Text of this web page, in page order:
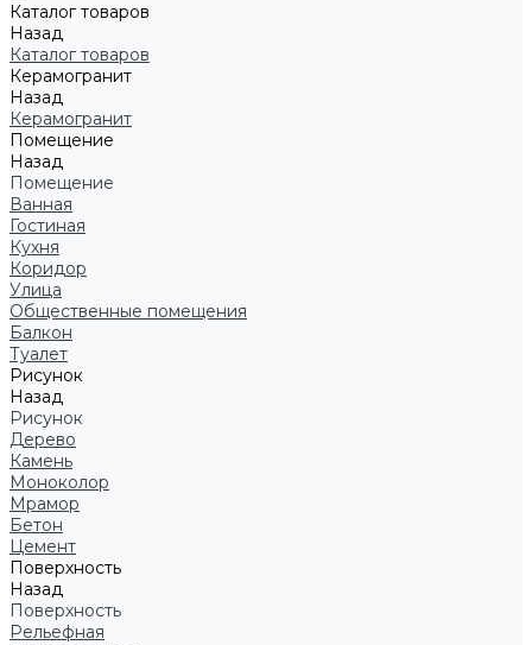
Каталог товаров
Назад
Каталог товаров
Керамогранит
Назад
Керамогранит
Помещение
Назад
Помещение
Ванная
Гостиная
Кухня
Коридор
Улица
Общественные помещения
Балкон
Туалет
Рисунок
Назад
Рисунок
Дерево
Камень
Моноколор
Мрамор
Бетон
Цемент
Поверхность
Назад
Поверхность
Рельефная